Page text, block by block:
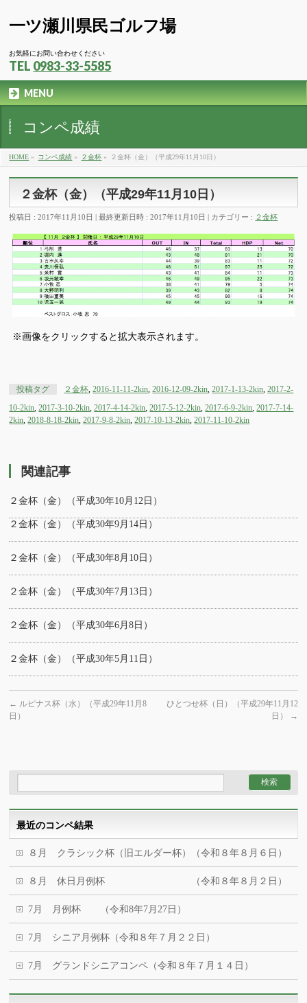
一ツ瀬川県民ゴルフ場
お気軽にお問い合わせください
TEL 0983-33-5585
MENU
コンペ成績
HOME » コンペ成績 » ２金杯 » ２金杯（金）（平成29年11月10日）
２金杯（金）（平成29年11月10日）
投稿日 : 2017年11月10日 最終更新日時 : 2017年11月10日 カテゴリー : ２金杯
※画像をクリックすると拡大表示されます。
投稿タグ ２金杯 ,2016-11-11-2kin ,2016-12-09-2kin ,2017-1-13-2kin ,2017-2-
10-2kin ,2017-3-10-2kin ,2017-4-14-2kin ,2017-5-12-2kin ,2017-6-9-2kin ,2017-7-14-
2kin ,2018-8-18-2kin ,2017-9-8-2kin ,2017-10-13-2kin ,2017-11-10-2kin
関連記事
２金杯（金）（平成30年10月12日）
２金杯（金）（平成30年9月14日）
２金杯（金）（平成30年8月10日）
２金杯（金）（平成30年7月13日）
２金杯（金）（平成30年6月8日）
２金杯（金）（平成30年5月11日）
← ルピナス杯（水）（平成29年11月8
日）
ひとつせ杯（日）（平成29年11月12
日）
→
最近のコンペ結果
８月 クラシック杯（旧エルダー杯）（令和８年８月６日）
８月 休日月例杯 （令和８年８月２日）
7月 月例杯 （令和8年7月27日）
7月 シニア月例杯（令和８年７月２２日）
7月 グランドシニアコンペ（令和８年７月１４日）